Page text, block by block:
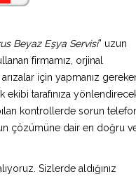
Beyaz Eşya Servisi” uzun
firmamız, orjinal
için yapmanız
tarafınıza
kontrollerde sorun
çözümüne dair en doğru
Sizlerde aldığınız